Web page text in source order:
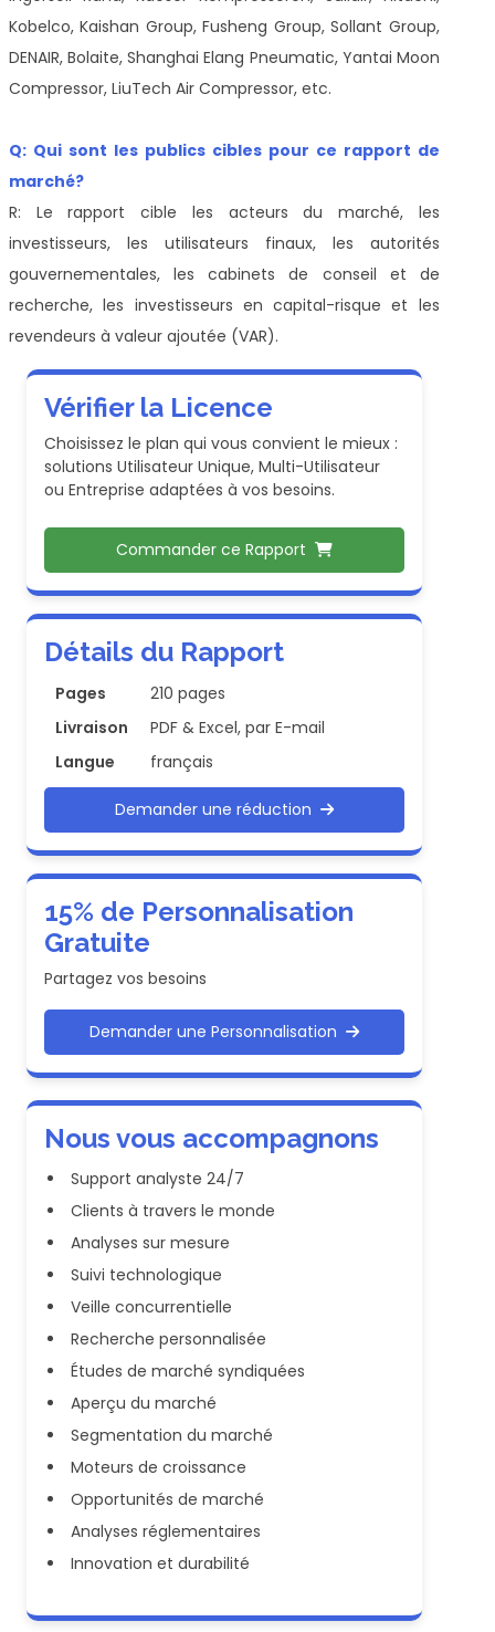
Kobelco, Kaishan Group, Fusheng Group, Sollant Group,
DENAIR, Bolaite, Shanghai Elang Pneumatic, Yantai Moon
Compressor, LiuTech Air Compressor, etc.
Q: Qui sont les publics cibles pour ce rapport de
marché?
R: Le rapport cible les acteurs du marché, les
investisseurs, les utilisateurs finaux, les autorités
gouvernementales, les cabinets de conseil et de
recherche, les investisseurs en capital-risque et les
revendeurs à valeur ajoutée (VAR).
Vérifier la Licence
Choisissez le plan qui vous convient le mieux :
solutions Utilisateur Unique, Multi-Utilisateur
ou Entreprise adaptées à vos besoins.
Commander ce Rapport
Détails du Rapport
Pages
210 pages
Livraison
PDF & Excel, par E-mail
Langue
français
Demander une réduction
15% de Personnalisation
Gratuite
Partagez vos besoins
Demander une Personnalisation
Nous vous accompagnons
Support analyste 24/7
Clients à travers le monde
Analyses sur mesure
Suivi technologique
Veille concurrentielle
Recherche personnalisée
Études de marché syndiquées
Aperçu du marché
Segmentation du marché
Moteurs de croissance
Opportunités de marché
Analyses réglementaires
Innovation et durabilité